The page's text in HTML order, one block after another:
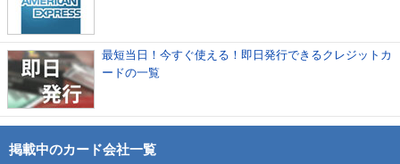
最短当日！今すぐ使える！即日発行できるクレジットカ
ードの一覧
掲載中のカード会社一覧